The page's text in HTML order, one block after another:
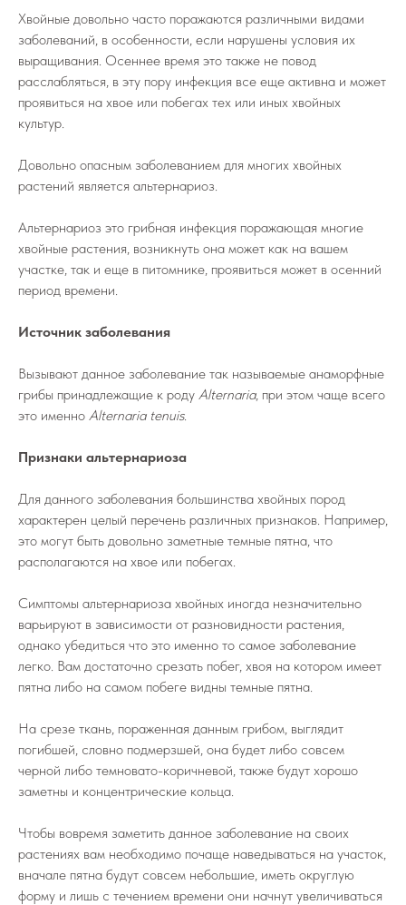
Хвойные довольно часто поражаются различными видами
заболеваний, в особенности, если нарушены условия их
выращивания. Осеннее время это также не повод
расслабляться, в эту пору инфекция все еще активна и может
проявиться на хвое или побегах тех или иных хвойных
культур.
Довольно опасным заболеванием для многих хвойных
растений является альтернариоз.
Альтернариоз это грибная инфекция поражающая многие
хвойные растения, возникнуть она может как на вашем
участке, так и еще в питомнике, проявиться может в осенний
период времени.
Источник заболевания
Вызывают данное заболевание так называемые анаморфные
грибы принадлежащие к роду Alternaria, при этом чаще всего
это именно Alternaria tenuis.
Признаки альтернариоза
Для данного заболевания большинства хвойных пород
характерен целый перечень различных признаков. Например,
это могут быть довольно заметные темные пятна, что
располагаются на хвое или побегах.
Симптомы альтернариоза хвойных иногда незначительно
варьируют в зависимости от разновидности растения,
однако убедиться что это именно то самое заболевание
легко. Вам достаточно срезать побег, хвоя на котором имеет
пятна либо на самом побеге видны темные пятна.
На срезе ткань, пораженная данным грибом, выглядит
погибшей, словно подмерзшей, она будет либо совсем
черной либо темновато-коричневой, также будут хорошо
заметны и концентрические кольца.
Чтобы вовремя заметить данное заболевание на своих
растениях вам необходимо почаще наведываться на участок,
вначале пятна будут совсем небольшие, иметь округлую
форму и лишь с течением времени они начнут увеличиваться